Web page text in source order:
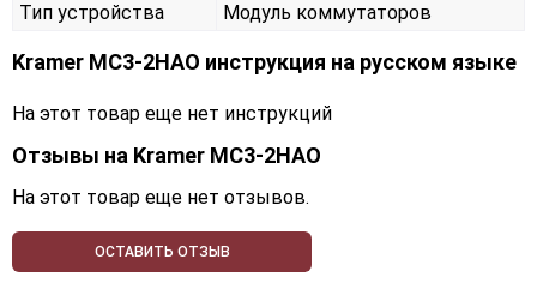
Тип устройства
Модуль коммутаторов
Kramer MC3-2HAO инструкция на русском языке
На этот товар еще нет инструкций
Отзывы на Kramer MC3-2HAO
На этот товар еще нет отзывов.
ОСТАВИТЬ ОТЗЫВ